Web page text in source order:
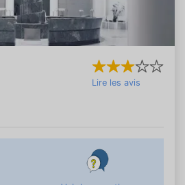
Lire les avis